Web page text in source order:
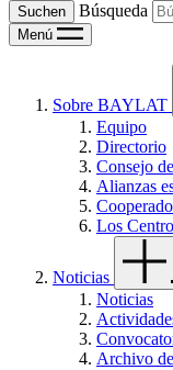
Búsqueda
Menú
Sobre BAYLAT
Equipo
Directorio
Consejo
Alianzas
Los
Noticias
Noticias
Archivo